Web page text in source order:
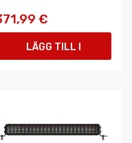
€
LÄGG TILL I